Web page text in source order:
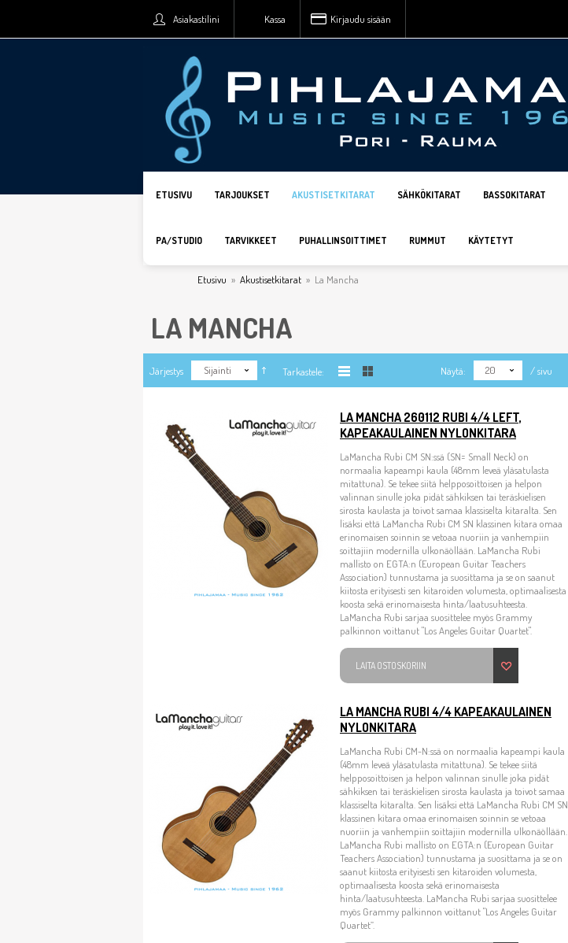
Asiakastilini Kassa Kirjaudu sisään
ETUSIVU TARJOUKSET AKUSTISETKITARAT SÄHKÖKITARAT BASSOKITARAT
PA/STUDIO TARVIKKEET PUHALLINSOITTIMET RUMMUT KÄYTETYT
Etusivu » Akustisetkitarat » La Mancha
LA MANCHA
Järjestys Sijainti Tarkastele: Näytä: 20 / sivu
LA MANCHA 260112 RUBI 4/4 LEFT,
KAPEAKAULAINEN NYLONKITARA
LaMancha Rubi CM SN:ssä (SN= Small Neck) on
normaalia kapeampi kaula (48mm leveä yläsatulasta
mitattuna). Se tekee siitä helpposoittoisen ja helpon
valinnan sinulle joka pidät sähkiksen tai teräskielisen
sirosta kaulasta ja toivot samaa klassiselta kitaralta. Sen
lisäksi että LaMancha Rubi CM SN klassinen kitara omaa
erinomaisen soinnin se vetoaa nuoriin ja vanhempiin
soittajiin modernilla ulkonäöllään. LaMancha Rubi
mallisto on EGTA:n (European Guitar Teachers
Association) tunnustama ja suosittama ja se on saanut
kiitosta erityisesti sen kitaroiden volumesta, optimaalisesta
koosta sekä erinomaisesta hinta/laatusuhteesta.
LaMancha Rubi sarjaa suosittelee myös Grammy
palkinnon voittanut "Los Angeles Guitar Quartet".
LAITA OSTOSKORIIN
LA MANCHA RUBI 4/4 KAPEAKAULAINEN
NYLONKITARA
LaMancha Rubi CM-N:ssä on normaalia kapeampi kaula
(48mm leveä yläsatulasta mitattuna). Se tekee siitä
helpposoittoisen ja helpon valinnan sinulle joka pidät
sähkiksen tai teräskielisen sirosta kaulasta ja toivot samaa
klassiselta kitaralta. Sen lisäksi että LaMancha Rubi CM SN
klassinen kitara omaa erinomaisen soinnin se vetoaa
nuoriin ja vanhempiin soittajiin modernilla ulkonäöllään.
LaMancha Rubi mallisto on EGTA:n (European Guitar
Teachers Association) tunnustama ja suosittama ja se on
saanut kiitosta erityisesti sen kitaroiden volumesta,
optimaalisesta koosta sekä erinomaisesta
hinta/laatusuhteesta. LaMancha Rubi sarjaa suosittelee
myös Grammy palkinnon voittanut "Los Angeles Guitar
Quartet”.